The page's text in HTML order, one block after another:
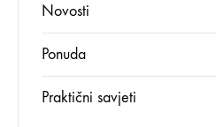
Novosti
Ponuda
Praktični savjeti